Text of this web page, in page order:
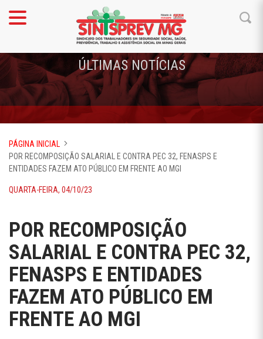
ÚLTIMAS NOTÍCIAS
PÁGINA INICIAL
POR RECOMPOSIÇÃO SALARIAL E CONTRA PEC 32, FENASPS E
ENTIDADES FAZEM ATO PÚBLICO EM FRENTE AO MGI
QUARTA-FEIRA, 04/10/23
POR RECOMPOSIÇÃO
SALARIAL E CONTRA PEC 32,
FENASPS E ENTIDADES
FAZEM ATO PÚBLICO EM
FRENTE AO MGI